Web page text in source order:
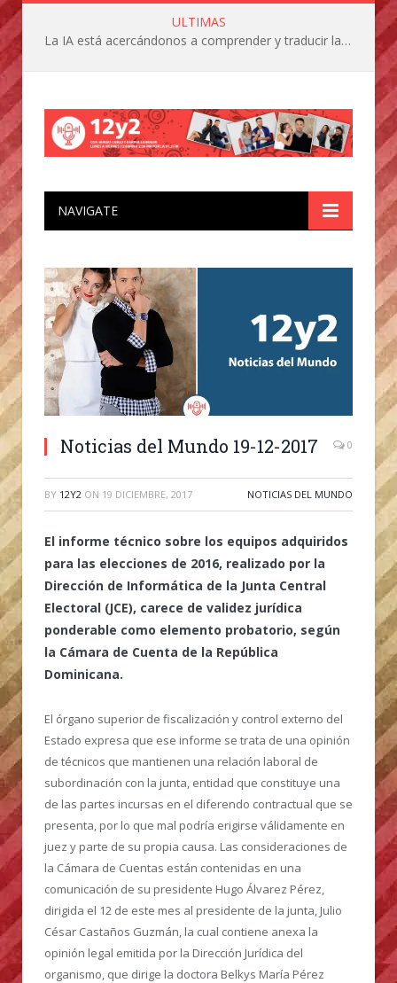
ULTIMAS
La IA está acercándonos a comprender y traducir las vocalizaciones y comportamientos de nuestras mascotas
NAVIGATE
Noticias del Mundo 19-12-2017 0
BY 12Y2 ON 19 DICIEMBRE, 2017 NOTICIAS DEL MUNDO
El informe técnico sobre los equipos adquiridos
para las elecciones de 2016, realizado por la
Dirección de Informática de la Junta Central
Electoral (JCE), carece de validez jurídica
ponderable como elemento probatorio, según
la Cámara de Cuenta de la República
Dominicana.
El órgano superior de fiscalización y control externo del
Estado expresa que ese informe se trata de una opinión
de técnicos que mantienen una relación laboral de
subordinación con la junta, entidad que constituye una
de las partes incursas en el diferendo contractual que se
presenta, por lo que mal podría erigirse válidamente en
juez y parte de su propia causa. Las consideraciones de
la Cámara de Cuentas están contenidas en una
comunicación de su presidente Hugo Álvarez Pérez,
dirigida el 12 de este mes al presidente de la junta, Julio
César Castaños Guzmán, la cual contiene anexa la
opinión legal emitida por la Dirección Jurídica del
organismo, que dirige la doctora Belkys María Pérez